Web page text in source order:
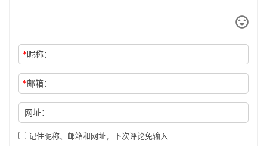
科
*昵称：
*邮箱：
网址：
记住昵称、邮箱和网址，下次评论免输入